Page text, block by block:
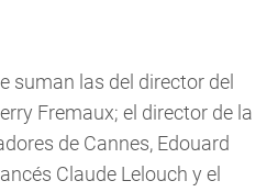
suman las del director del
Fremaux; el director de la
de Cannes, Edouard
Claude Lelouch y el